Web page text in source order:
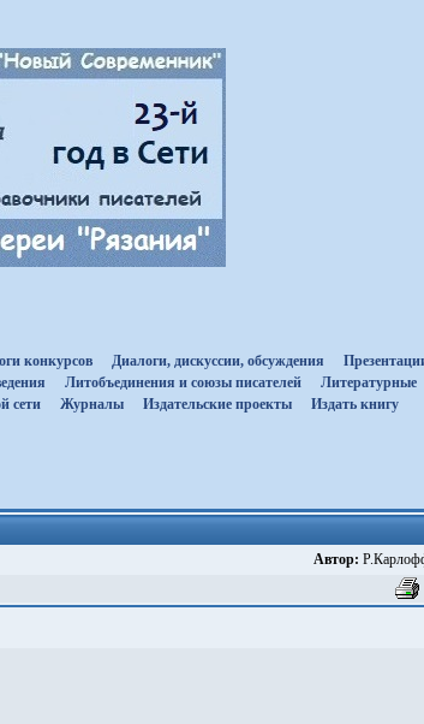
конкурсов Диалоги, дискуссии, обсуждения
Литобъединения и союзы писателей
Литературные
сети Журналы Издательские проекты Издать книгу
Автор: